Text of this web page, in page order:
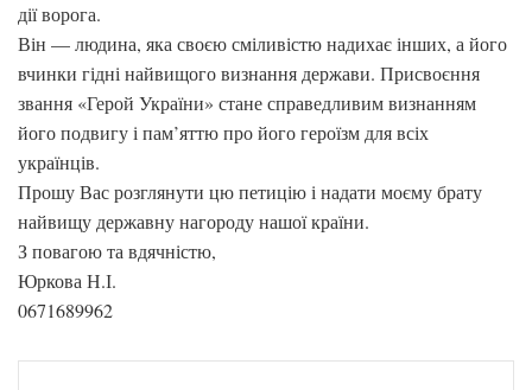
дії ворога.
Він — людина, яка своєю сміливістю надихає інших, а його
вчинки гідні найвищого визнання держави. Присвоєння
звання «Герой України» стане справедливим визнанням
його подвигу і пам’яттю про його героїзм для всіх
українців.
Прошу Вас розглянути цю петицію і надати моєму брату
найвищу державну нагороду нашої країни.
З повагою та вдячністю,
Юркова Н.І.
0671689962